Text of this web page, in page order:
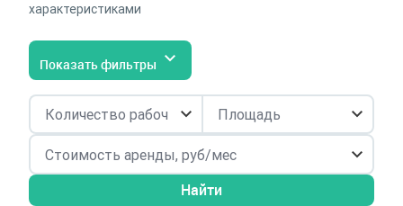
характеристиками
Показать фильтры
Найти